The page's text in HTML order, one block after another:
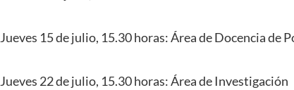
Jueves 15 de julio, 15.30 horas: Área de Docencia de
Jueves 22 de julio, 15.30 horas: Área de Investigación